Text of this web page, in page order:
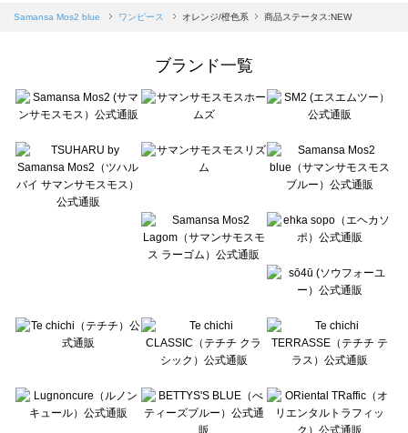
Samansa Mos2 blue（サマンサモスモス ブルー）のワンピース一覧
sō4ū（ソウフォーユー）のワンピース一覧
Te chichi（テチチ）のワンピース一覧
Te chichi CLASSIC（テチチ クラシック）のワンピース一覧
Lugnoncure（ルノンキュール）のワンピース一覧
BETTY'S BLUE（べティーズブルー）のワンピース一覧
Wpc.（ワールドパーティー）のワンピース一覧
Samansa Mos2 blue ワンピース オレンジ/橙色系 商品ステータス:NEW
ブランド一覧